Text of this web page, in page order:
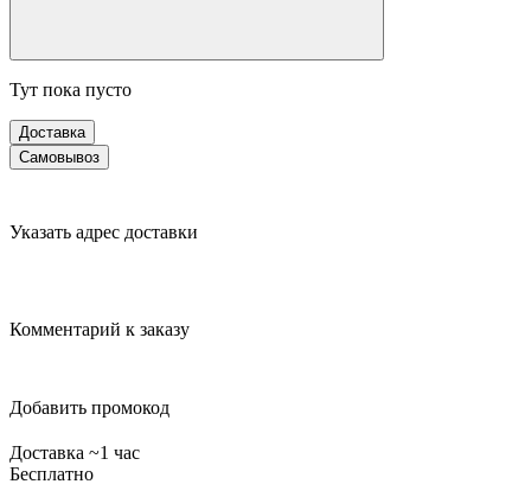
Тут пока пусто
Доставка
Самовывоз
Указать адрес доставки
Комментарий к заказу
Добавить промокод
Доставка ~1 час
Бесплатно